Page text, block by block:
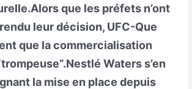
que les préfets n’ont
leur décision, UFC-Que
que la commercialisation
Waters s’en
la mise en place depuis